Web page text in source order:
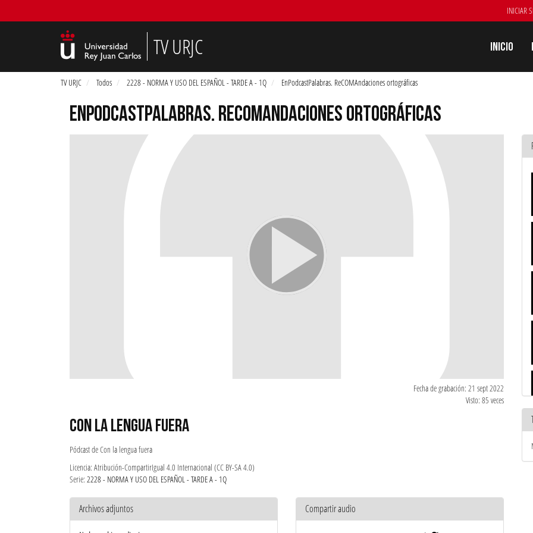
INICIAR
TV URJC Inicio
TV URJC Todos 2228 - NORMA Y USO DEL ESPAÑOL - TARDE A - 1Q EnPodcastPalabras. ReCOMAndaciones ortográficas
ENPODCASTPALABRAS. RECOMANDACIONES ORTOGRÁFICAS
Fecha de grabación: 21 sept 2022
Visto: 85 veces
CON LA LENGUA FUERA
Pódcast de Con la lengua fuera
Licencia: Atribución-CompartirIgual 4.0 Internacional (CC BY-SA 4.0)
Serie: 2228 - NORMA Y USO DEL ESPAÑOL - TARDE A - 1Q
Archivos adjuntos Compartir audio